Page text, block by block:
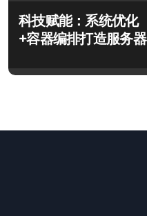
科技赋能：系统优化
+容器编排打造服务器